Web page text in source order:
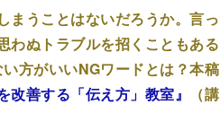
まうことはないだろうか。言っ
わぬトラブルを招くこともある
方がいいNGワードとは？本稿
改善する「伝え方」教室』
（講